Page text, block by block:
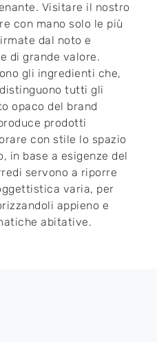
Visitare il nostro
con mano solo le più
dal noto e
di grande valore.
gli ingredienti che,
tutti gli
opaco del brand
prodotti
con stile lo spazio
in base a esigenze del
servono a riporre
varia, per
appieno e
abitative.